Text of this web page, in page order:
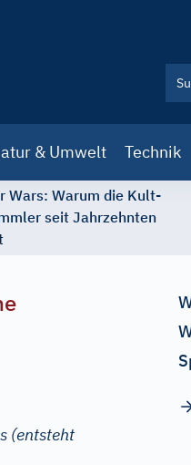
& Umwelt Technik
Wars: Warum die Kult-
seit Jahrzehnten
(entsteht